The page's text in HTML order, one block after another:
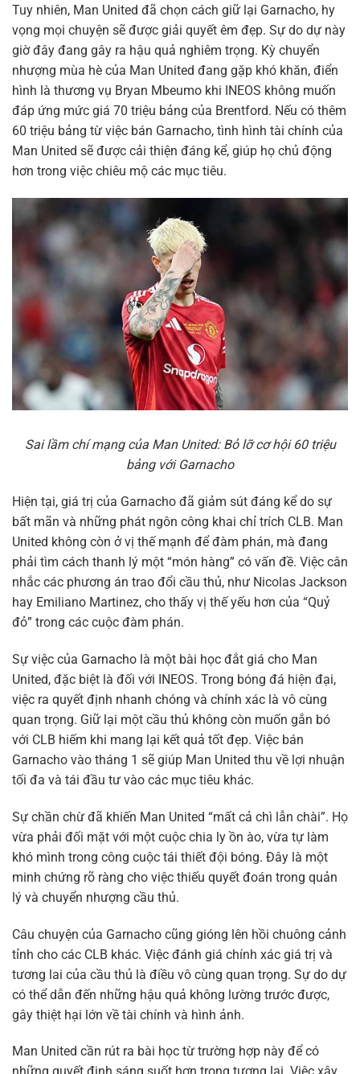
Tuy nhiên, Man United đã chọn cách giữ lại Garnacho, hy
vọng mọi chuyện sẽ được giải quyết êm đẹp. Sự do dự này
giờ đây đang gây ra hậu quả nghiêm trọng. Kỳ chuyển
nhượng mùa hè của Man United đang gặp khó khăn, điển
hình là thương vụ Bryan Mbeumo khi INEOS không muốn
đáp ứng mức giá 70 triệu bảng của Brentford. Nếu có thêm
60 triệu bảng từ việc bán Garnacho, tình hình tài chính của
Man United sẽ được cải thiện đáng kể, giúp họ chủ động
hơn trong việc chiêu mộ các mục tiêu.
Sai lầm chí mạng của Man United: Bỏ lỡ cơ hội 60 triệu
bảng với Garnacho
Hiện tại, giá trị của Garnacho đã giảm sút đáng kể do sự
bất mãn và những phát ngôn công khai chỉ trích CLB. Man
United không còn ở vị thế mạnh để đàm phán, mà đang
phải tìm cách thanh lý một “món hàng” có vấn đề. Việc cân
nhắc các phương án trao đổi cầu thủ, như Nicolas Jackson
hay Emiliano Martinez, cho thấy vị thế yếu hơn của “Quỷ
đỏ” trong các cuộc đàm phán.
Sự việc của Garnacho là một bài học đắt giá cho Man
United, đặc biệt là đối với INEOS. Trong bóng đá hiện đại,
việc ra quyết định nhanh chóng và chính xác là vô cùng
quan trọng. Giữ lại một cầu thủ không còn muốn gắn bó
với CLB hiếm khi mang lại kết quả tốt đẹp. Việc bán
Garnacho vào tháng 1 sẽ giúp Man United thu về lợi nhuận
tối đa và tái đầu tư vào các mục tiêu khác.
Sự chần chừ đã khiến Man United “mất cả chì lẫn chài”. Họ
vừa phải đối mặt với một cuộc chia ly ồn ào, vừa tự làm
khó mình trong công cuộc tái thiết đội bóng. Đây là một
minh chứng rõ ràng cho việc thiếu quyết đoán trong quản
lý và chuyển nhượng cầu thủ.
Câu chuyện của Garnacho cũng gióng lên hồi chuông cảnh
tỉnh cho các CLB khác. Việc đánh giá chính xác giá trị và
tương lai của cầu thủ là điều vô cùng quan trọng. Sự do dự
có thể dẫn đến những hậu quả không lường trước được,
gây thiệt hại lớn về tài chính và hình ảnh.
Man United cần rút ra bài học từ trường hợp này để có